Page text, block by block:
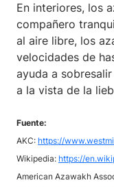
En interiores, los
compañero
al aire libre, los
velocidades de
ayuda a
a la vista de la
Fuente:
AKC: https://
Wikipedia: https://
American Azawakh